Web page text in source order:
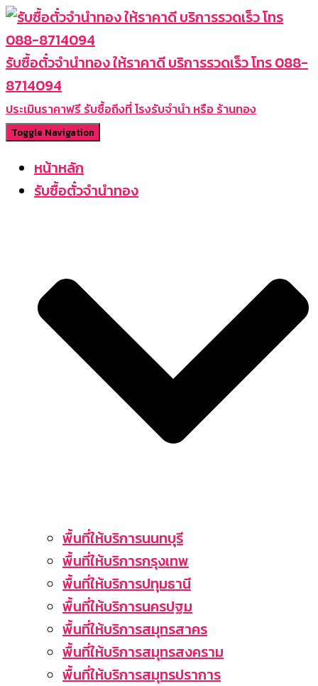
รับซื้อตั๋วจำนำทอง ให้ราคาดี บริการรวดเร็ว โทร 088-
8714094
ประเมินราคาฟรี รับซื้อถึงที่ โรงรับจำนำ หรือ ร้านทอง
Toggle Navigation
หน้าหลัก
รับซื้อตั๋วจำนำทอง
พื้นที่ให้บริการนนทบุรี
พื้นที่ให้บริการกรุงเทพ
พื้นที่ให้บริการปทุมธานี
พื้นที่ให้บริการนครปฐม
พื้นที่ให้บริการสมุทรสาคร
พื้นที่ให้บริการสมุทรสงคราม
พื้นที่ให้บริการสมุทรปราการ